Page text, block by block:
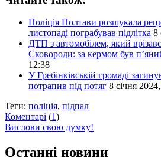
Поліція Полтави розшукала
листопаді пограбував підлітка 8
ДТП з автомобілем, який
Сковороди: за кермом був
12:38
У Гребінківській громаді
потрапив під потяг 8 січня
Теги: поліція, підпал
Коментарі (1)
Вислови свою думку!
Останні новини